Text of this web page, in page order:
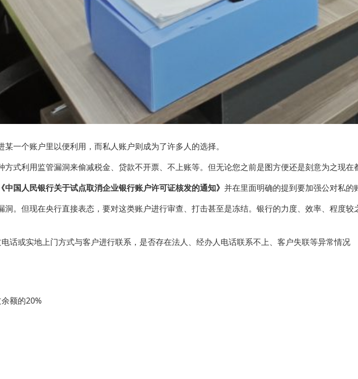
一个账户里以便利用，而私人账户则成为了许多人的选择。
式利用监管漏洞来偷减税金、贷款不开票、不上账等。但无论您之前是图方便还是刻意为之现
《中国人民银行关于试点取消企业银行账户许可证核发的通知》 并在里面明确的提到要加强公对私
。但现在央行直接表态，要对这类账户进行审查、打击甚至是冻结。银行的力度、效率、程度
话或实地上门方式与客户进行联系，是否存在法人、经办人电话联系不上、客户失联等异常情况
额的20%